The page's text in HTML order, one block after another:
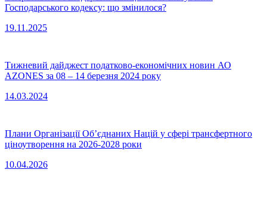
Господарського кодексу: що змінилося?
19.11.2025
Тижневий дайджест податково-економічних новин АО
AZONES за 08 – 14 березня 2024 року
14.03.2024
Плани Організації Об’єднаних Націй у сфері трансфертного
ціноутворення на 2026-2028 роки
10.04.2026